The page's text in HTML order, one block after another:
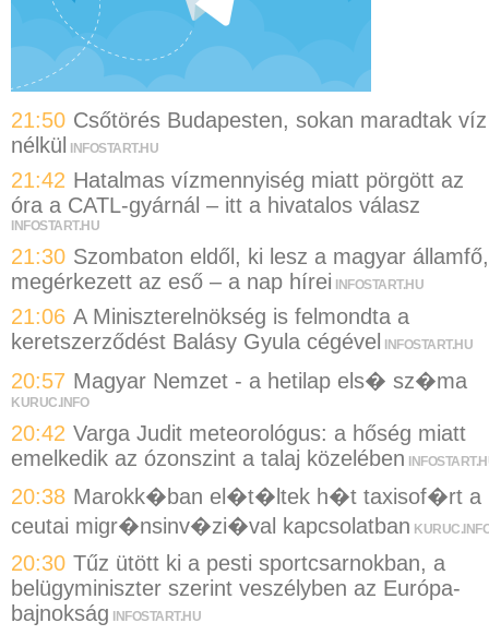
21:50 Csőtörés Budapesten, sokan maradtak víz
nélkül INFOSTART.HU
21:42 Hatalmas vízmennyiség miatt pörgött az
óra a CATL-gyárnál – itt a hivatalos válasz
INFOSTART.HU
21:30 Szombaton eldől, ki lesz a magyar államfő,
megérkezett az eső – a nap hírei INFOSTART.HU
21:06 A Miniszterelnökség is felmondta a
keretszerződést Balásy Gyula cégével
INFOSTART.HU
20:57 Magyar Nemzet - a hetilap els� sz�ma
KURUC.INFO
20:42 Varga Judit meteorológus: a hőség miatt
emelkedik az ózonszint a talaj közelében
20:38 Marokk�ban el�t�ltek h�t taxisof�rt a
ceutai migr�nsinv�zi�val kapcsolatban
20:30 Tűz ütött ki a pesti sportcsarnokban, a
belügyminiszter szerint veszélyben az Európa-
bajnokság INFOSTART.HU